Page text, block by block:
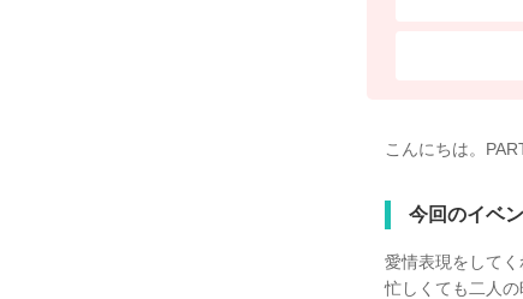
こんにちは。
今回のイベ
愛情表現をしてく
忙しくても二人の